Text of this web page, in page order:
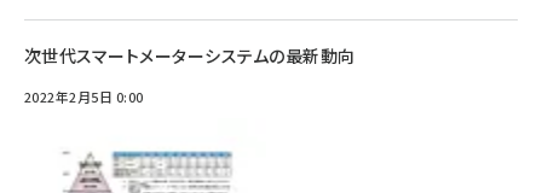
次世代スマートメーターシステムの最新動向
2022年2月5日 0:00